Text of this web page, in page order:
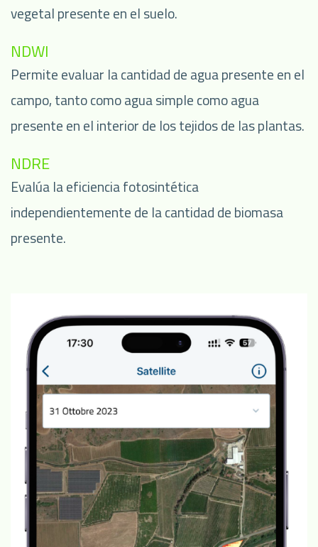
vegetal presente en el suelo.
NDWI
Permite evaluar la cantidad de agua presente en el
campo, tanto como agua simple como agua
presente en el interior de los tejidos de las plantas.
NDRE
Evalúa la eficiencia fotosintética
independientemente de la cantidad de biomasa
presente.